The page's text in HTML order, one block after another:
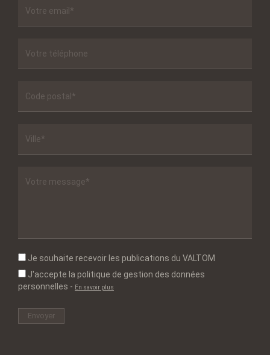
Je souhaite recevoir les publications du VALTOM
J'accepte la politique de gestion des données
personnelles - En savoir plus